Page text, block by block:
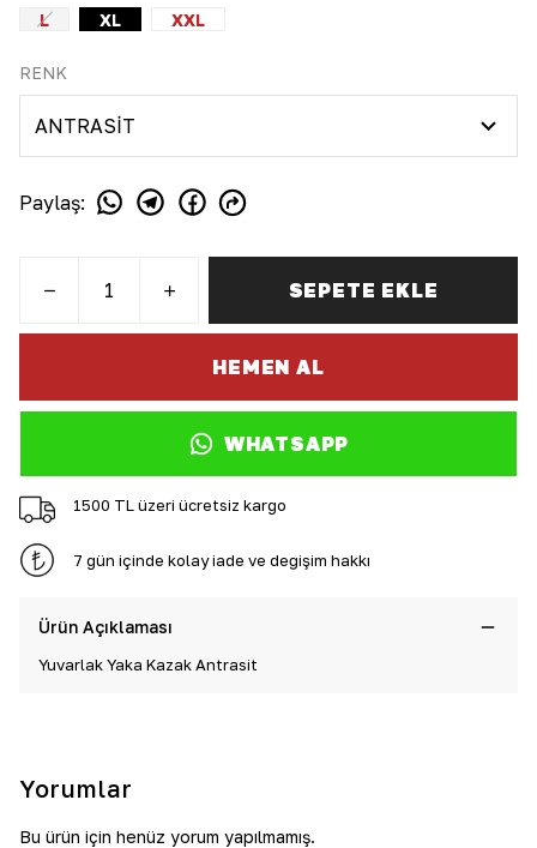
L
XL XXL
RENK
Paylaş:
SEPETE EKLE
HEMEN AL
WHATSAPP
1500 TL üzeri ücretsiz kargo
7 gün içinde kolay iade ve değişim hakkı
Ürün Açıklaması
Yuvarlak Yaka Kazak Antrasit
Yorumlar
Bu ürün için henüz yorum yapılmamış.